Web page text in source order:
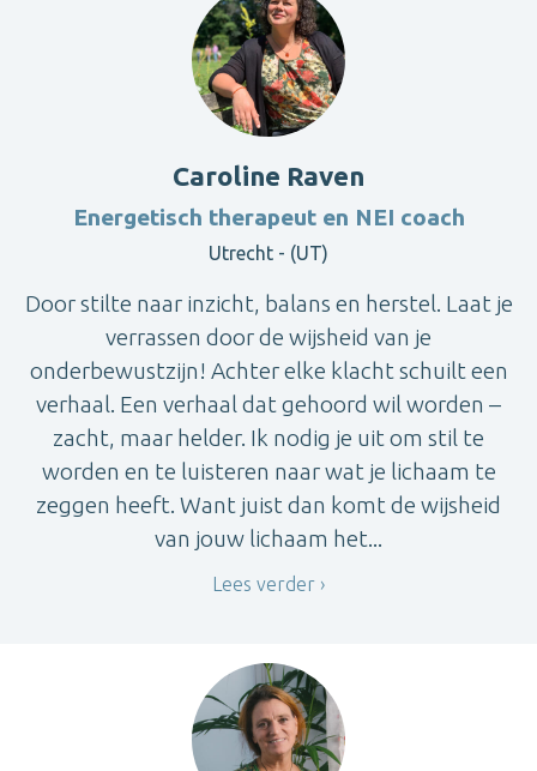
Caroline Raven
Energetisch therapeut en NEI coach
Utrecht - (UT)
Door stilte naar inzicht, balans en herstel. Laat je
verrassen door de wijsheid van je
onderbewustzijn! Achter elke klacht schuilt een
verhaal. Een verhaal dat gehoord wil worden –
zacht, maar helder. Ik nodig je uit om stil te
worden en te luisteren naar wat je lichaam te
zeggen heeft. Want juist dan komt de wijsheid
van jouw lichaam het...
Lees verder